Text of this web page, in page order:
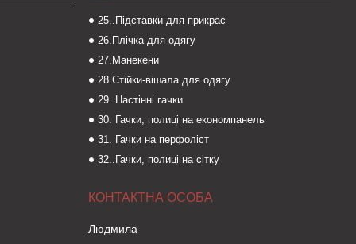
25..Підставки для прикрас
26.Плічка для одягу
27.Манекени
28.Стійки-вішала для одягу
29. Настінні гачки
30. Гачки, полиці на економпанель
31. Гачки на перфоліст
32..Гачки, полиці на сітку
Людмила